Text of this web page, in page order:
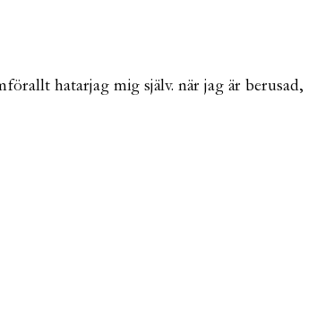
hatarjag mig själv. när jag är berusad,